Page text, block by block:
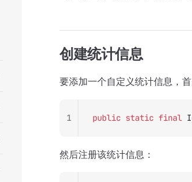
创建统计信息
要添加一个自定义统计信息，
public static final
1
然后注册该统计信息：